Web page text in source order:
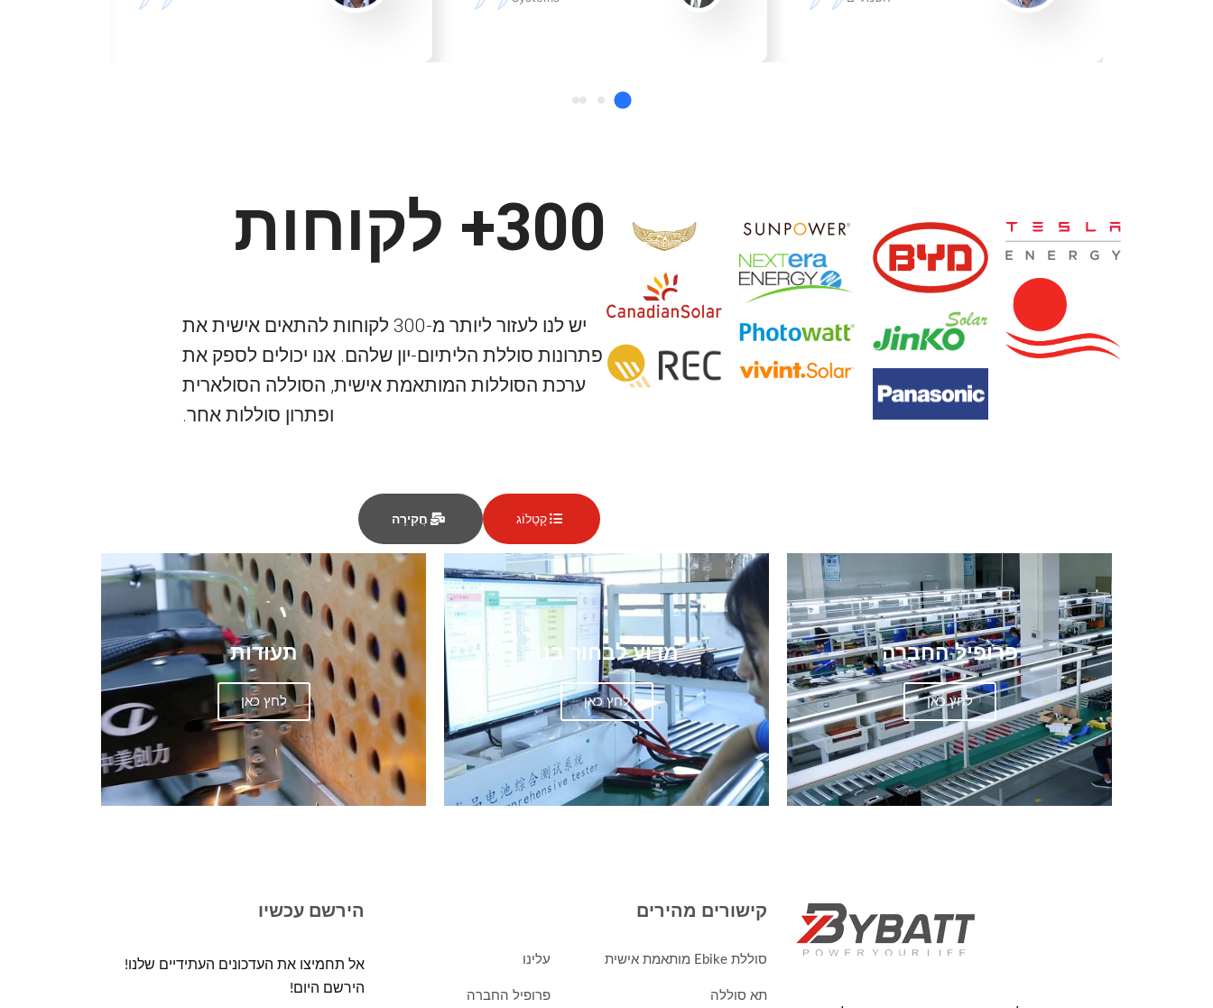
300+ לקוחות
יש לנו לעזור ליותר מ-300 לקוחות להתאים אישית את
פתרונות סוללת הליתיום-יון שלהם. אנו יכולים לספק את
ערכת הסוללות המותאמת אישית, הסוללה הסולארית
ופתרון סוללות אחר.
קָטָלוֹג חֲקִירָה
פרופיל החברה
לחץ כאן
מדוע לבחור בנו
לחץ כאן
תעודות
לחץ כאן
קישורים מהירים
סוללת Ebike מותאמת אישית
תא סוללה
עלינו
פרופיל החברה
הירשם עכשיו
אל תחמיצו את העדכונים העתידיים שלנו!
הירשם היום!